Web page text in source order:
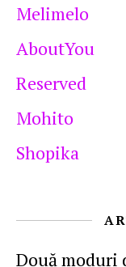
Melimelo
AboutYou
Reserved
Mohito
Shopika
Două moduri